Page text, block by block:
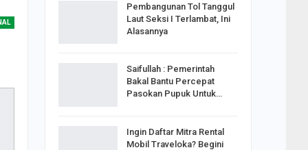
Pembangunan Tol Tanggul
Laut Seksi I Terlambat, Ini
Alasannya
Saifullah : Pemerintah
Bakal Bantu Percepat
Pasokan Pupuk Untuk…
Ingin Daftar Mitra Rental
Mobil Traveloka? Begini